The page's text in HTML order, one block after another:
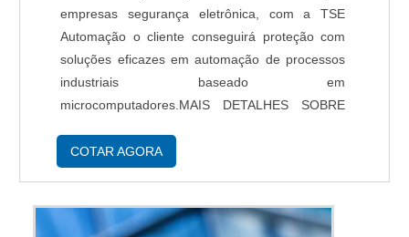
empresas segurança eletrônica, com a TSE
Automação o cliente conseguirá proteção com
soluções eficazes em automação de processos
industriais baseado em
microcomputadores.MAIS DETALHES SOBRE
Automação objetiva sua energia em
COTAR AGORA